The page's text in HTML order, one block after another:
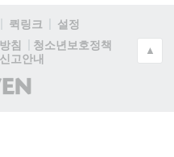
퀵링크
설정
침
청소년보호정책
고안내
)
▲